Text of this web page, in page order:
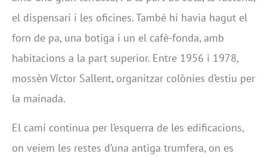
el dispensari i les oficines. També hi havia hagut el
forn de pa, una botiga i un el cafè-fonda, amb
habitacions a la part superior. Entre 1956 i 1978,
mossèn Víctor Sallent, organitzar colònies d’estiu per
la mainada.
El camí continua per l’esquerra de les edificacions,
on veiem les restes d’una antiga trumfera, on es